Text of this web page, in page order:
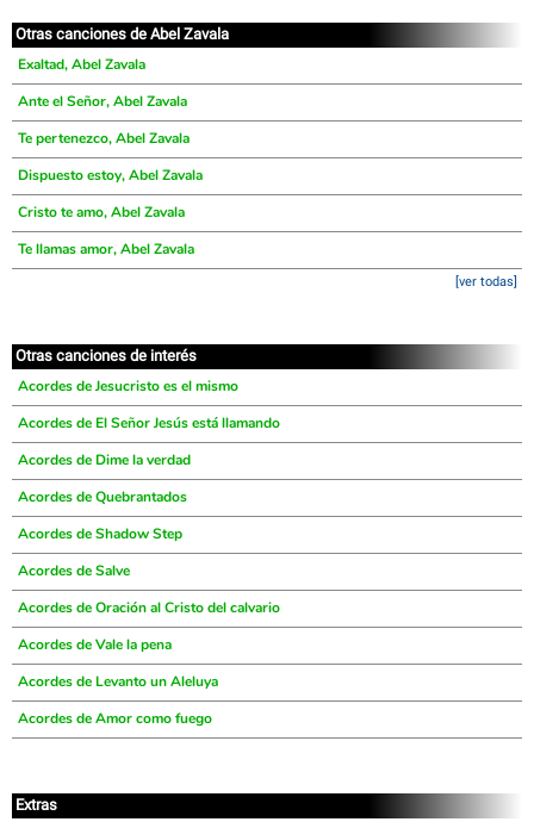
Otras canciones de Abel Zavala
Exaltad, Abel Zavala
Ante el Señor, Abel Zavala
Te pertenezco, Abel Zavala
Dispuesto estoy, Abel Zavala
Cristo te amo, Abel Zavala
Te llamas amor, Abel Zavala
[ver todas]
Otras canciones de interés
Acordes de Jesucristo es el mismo
Acordes de El Señor Jesús está llamando
Acordes de Dime la verdad
Acordes de Quebrantados
Acordes de Shadow Step
Acordes de Salve
Acordes de Oración al Cristo del calvario
Acordes de Vale la pena
Acordes de Levanto un Aleluya
Acordes de Amor como fuego
Extras